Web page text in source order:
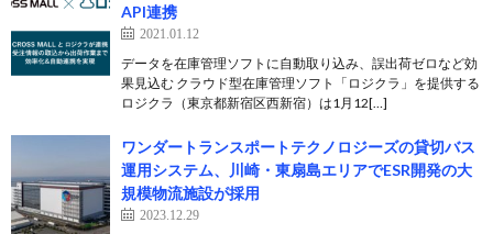
API連携
2021.01.12
データを在庫管理ソフトに自動取り込み、誤出荷ゼロなど効
果見込む クラウド型在庫管理ソフト「ロジクラ」を提供する
ロジクラ（東京都新宿区西新宿）は1月12[…]
ワンダートランスポートテクノロジーズの貸切バス
運用システム、川崎・東扇島エリアでESR開発の大
規模物流施設が採用
2023.12.29